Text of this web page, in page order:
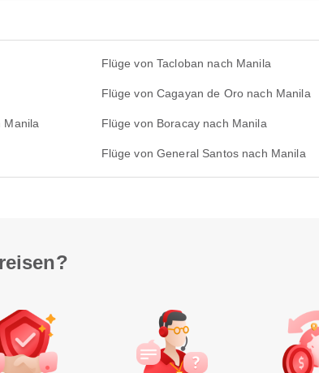
Flüge von Tacloban nach Manila
Flüge von Cagayan de Oro nach Manila
Manila Flüge von Boracay nach Manila
Flüge von General Santos nach Manila